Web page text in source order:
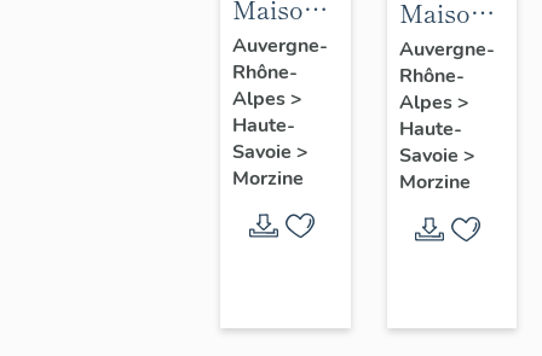
Maison
dite
chalet
Love
Auvergne-
Rhône-
Alpes>
Haute-
Savoie >
Morzine
Maison
dite
chalet
Stella
Auvergne-
Rhône-
Alpes>
Haute-
Savoie >
Morzine